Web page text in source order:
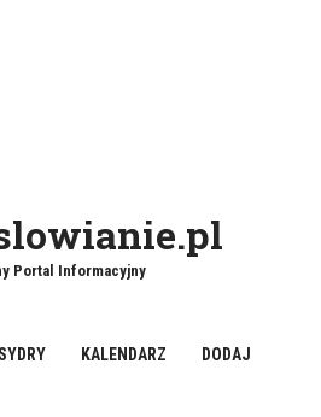
Portal Informacyjny
KALENDARZ DODAJ